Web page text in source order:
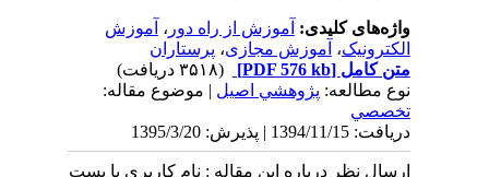
واژه‌های کلیدی:آموزش از راه دور، آموزش
الکترونیک،آموزش مجازی،پرستاران
متن کامل[PDF 576 kb]
نوع مطالعه:پژوهشي اصیل| موضوع مقاله:
تخصصي
دریافت: 1394/11/15 | پذیرش: 1395/3/20
ارسال نظر درباره این مقاله : نام کاربری یا پست